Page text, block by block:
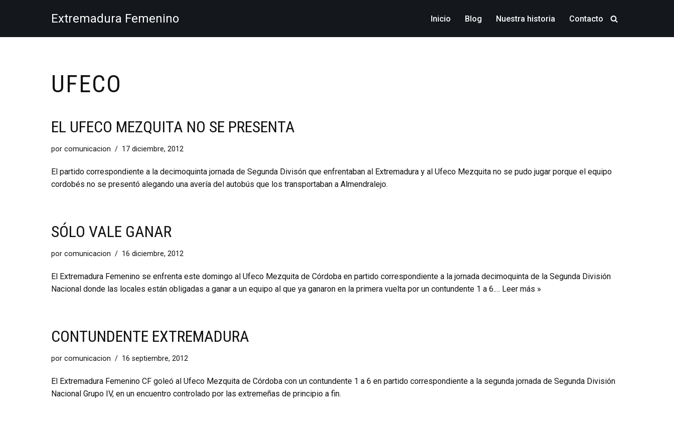
al
Extremadura Femenino Inicio Blog Nuestra historia Contacto
UFECO
EL UFECO MEZQUITA NO SE PRESENTA
por comunicacion 17 diciembre, 2012
El partido correspondiente a la decimoquinta jornada de Segunda Divisón que enfrentaban al Extremadura y al Ufeco Mezquita no se pudo jugar porque el equipo
cordobés no se presentó alegando una avería del autobús que los transportaban a Almendralejo.
SÓLO VALE GANAR
por comunicacion 16 diciembre, 2012
El Extremadura Femenino se enfrenta este domingo al Ufeco Mezquita de Córdoba en partido correspondiente a la jornada decimoquinta de la Segunda División
Nacional donde las locales están obligadas a ganar a un equipo al que ya ganaron en la primera vuelta por un contundente 1 a 6.… Leer más »
CONTUNDENTE EXTREMADURA
por comunicacion 16 septiembre, 2012
El Extremadura Femenino CF goleó al Ufeco Mezquita de Córdoba con un contundente 1 a 6 en partido correspondiente a la segunda jornada de Segunda División
Nacional Grupo IV, en un encuentro controlado por las extremeñas de principio a fin.